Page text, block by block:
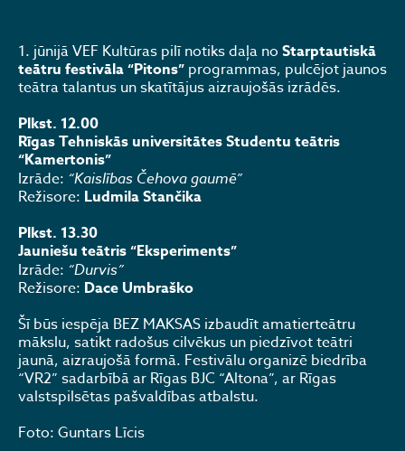
1. jūnijā VEF Kultūras pilī notiks daļa no Starptautiskā
teātru festivāla “Pitons” programmas, pulcējot jaunos
teātra talantus un skatītājus aizraujošās izrādēs.
Plkst. 12.00
Rīgas Tehniskās universitātes Studentu teātris
“Kamertonis”
Izrāde: “Kaislības Čehova gaumē”
Režisore: Ludmila Stančika
Plkst. 13.30
Jauniešu teātris “Eksperiments”
Izrāde: “Durvis”
Režisore: Dace Umbraško
Šī būs iespēja BEZ MAKSAS izbaudīt amatierteātru
mākslu, satikt radošus cilvēkus un piedzīvot teātri
jaunā, aizraujošā formā. Festivālu organizē biedrība
“VR2” sadarbībā ar Rīgas BJC “Altona”, ar Rīgas
valstspilsētas pašvaldības atbalstu.
Foto: Guntars Līcis